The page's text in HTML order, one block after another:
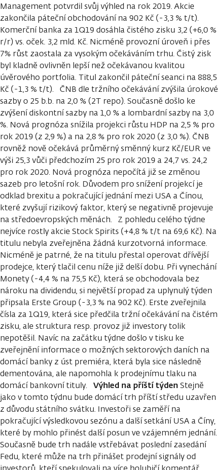
Management potvrdil svůj výhled na rok 2019. Akcie
zakončila páteční obchodování na 902 Kč (-3,3 % t/t).
Komerční banka za 1Q19 dosáhla čistého zisku 3,2 (+6,0 %
r/r) vs. oček. 3,2 mld. Kč. Nicméně provozní úroveň i přes
7% růst zaostala za vysokým očekáváním trhu. Čistý zisk
byl kladně ovlivněn lepší než očekávanou kvalitou
úvěrového portfolia. Titul zakončil páteční seanci na 888,5
Kč (-1,3 % t/t). ČNB dle tržního očekávání zvýšila úrokové
sazby o 25 b.b. na 2,0 % (2T repo). Současně došlo ke
zvýšení diskontní sazby na 1,0 % a lombardní sazby na 3,0
%. Nová prognóza snížila projekci růstu HDP na 2,5 % pro
rok 2019 (z 2,9 %) a na 2,8 % pro rok 2020 (z 3,0 %). ČNB
rovněž nově očekává průměrný směnný kurz Kč/EUR ve
výši 25,3 vůči předchozím 25 pro rok 2019 a 24,7 vs. 24,2
pro rok 2020. Nová prognóza nepočítá již se změnou
sazeb pro letošní rok. Důvodem pro snížení projekcí je
odklad brexitu a pokračující jednání mezi USA a Čínou,
které zvyšují rizikový faktor, který se negativně projevuje
na středoevropských měnách. Z pohledu celého týdne
nejvíce rostly akcie Stock Spirits (+4,8 % t/t na 69,6 Kč). Na
titulu nebyla zveřejněna žádná kurzotvorná informace.
Nicméně je patrné, že na titulu přestal operovat dřívější
prodejce, který tlačil cenu níže již delší dobu. Při vynechání
Monety (-4,4 % na 75,5 Kč), která se obchodovala bez
nároku na dividendu, si největší propad za uplynulý týden
připsala Erste Group (-3,3 % na 902 Kč). Erste zveřejnila
čísla za 1Q19, která sice předčila tržní očekávání na čistém
zisku, ale struktura resp. provoz již investory tolik
nepotěšil. Navíc na začátku týdne došlo v tisku ke
zveřejnění informace o možných sektorových daních na
domácí banky z úst premiéra, která byla sice následně
dementována, ale napomohla k prodejnímu tlaku na
domácí bankovní tituly. Výhled na příští týden Stejně
jako v tomto týdnu bude domácí trh příští středu uzavřen
z důvodu státního svátku. Investoři se zaměří na
pokračující výsledkovou sezónu a další setkání USA a Číny,
které by mohlo přinést další posun ve vzájemném jednání.
Současně bude trh nadále vstřebávat poslední zasedání
Fedu, které může na trh přinášet prodejní signály od